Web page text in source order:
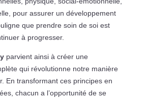
pour assurer un développement
que prendre soin de soi est
à progresser.
parvient ainsi à créer une
qui révolutionne notre manière
En transformant ces principes en
chacun a l’opportunité de se